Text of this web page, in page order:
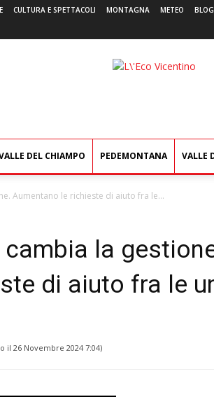
CULTURA E SPETTACOLI MONTAGNA METEO BLOG
L'Eco
DEL CHIAMPO PEDEMONTANA VALLE
Aumentano le richieste di aiuto fra le...
la
di aiuto fra le
il 26 Novembre 2024 7:04)